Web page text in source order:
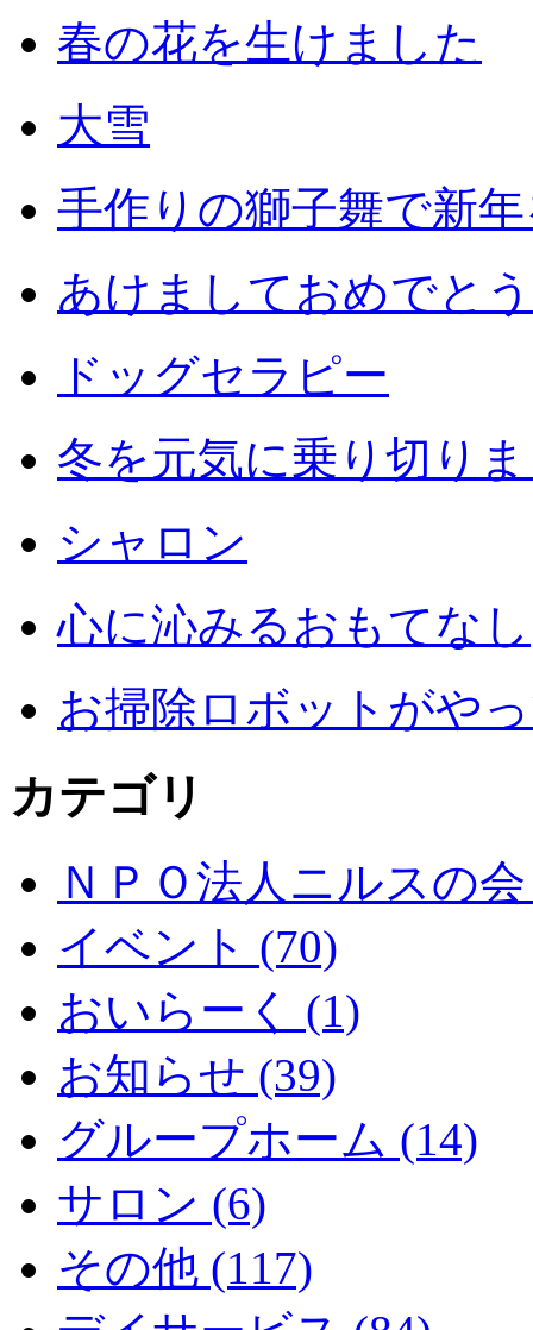
春の花を生けました
大雪
手作りの獅子舞で新
あけましておめでと
ドッグセラピー
冬を元気に乗り切り
シャロン
心に沁みるおもてなし
お掃除ロボットがや
カテゴリ
ＮＰＯ法人ニルスの
イベント (70)
おいらーく (1)
お知らせ (39)
グループホーム (14)
サロン (6)
その他 (117)